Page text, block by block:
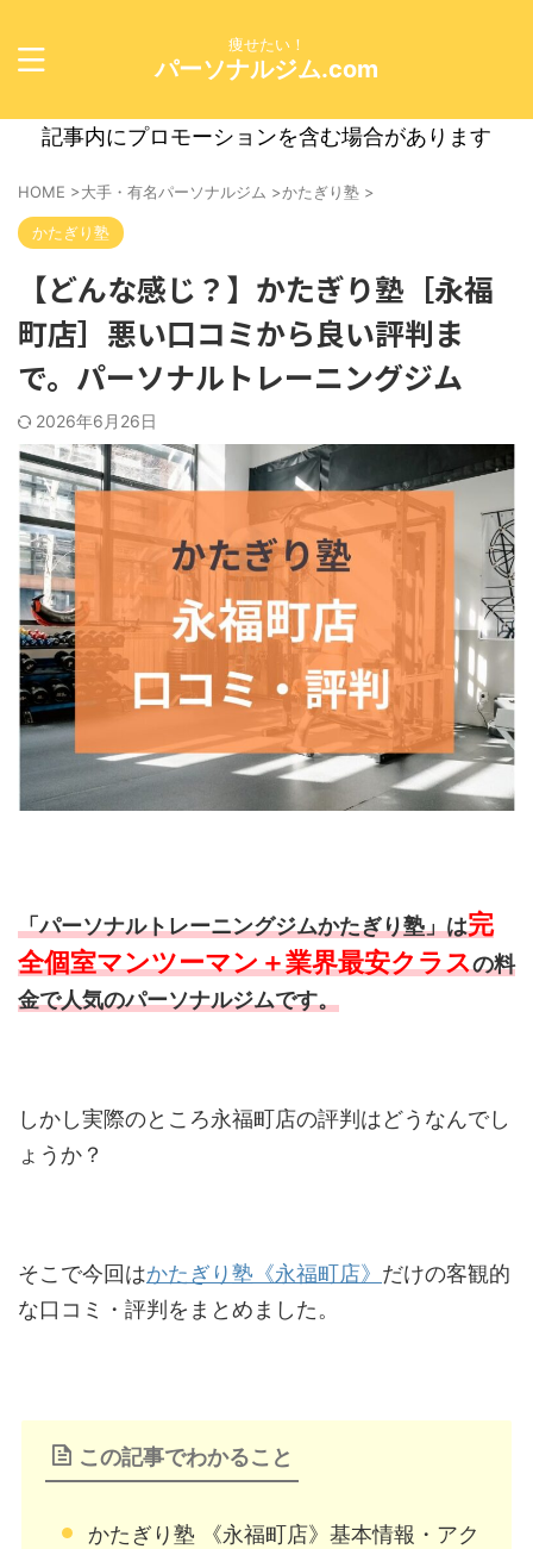
痩せたい！
パーソナルジム.com
記事内にプロモーションを含む場合があります
HOME >大手・有名パーソナルジム >かたぎり塾 >
かたぎり塾
【どんな感じ？】かたぎり塾［永福
町店］悪い口コミから良い評判ま
で。パーソナルトレーニングジム
2026年6月26日
「パーソナルトレーニングジムかたぎり塾」は完
全個室マンツーマン＋業界最安クラスの料
金で人気のパーソナルジムです。
しかし実際のところ永福町店の評判はどうなんでし
ょうか？
そこで今回はかたぎり塾《永福町店》 だけの客観的
な口コミ・評判をまとめました。
この記事でわかること
かたぎり塾 《永福町店》基本情報・アク